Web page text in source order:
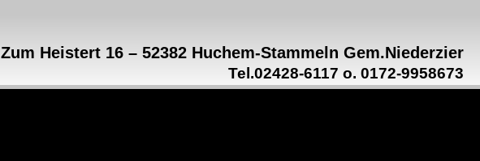
Zum Heistert 16 – 52382 Huchem-Stammeln Gem.Niederzier
Tel.02428-6117 o. 0172-9958673